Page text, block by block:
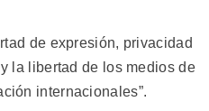
de expresión, privacidad
la libertad de los medios de
internacionales”.